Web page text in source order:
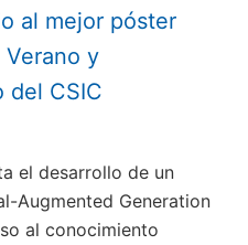
al mejor póster
Verano y
del CSIC
el desarrollo de un
Augmented Generation
al conocimiento